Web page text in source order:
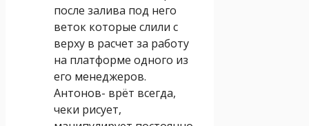
после залива под него
веток которые слили с
верху в расчет за работу
на платформе одного из
его менеджеров.
Антонов- врёт всегда,
чеки рисует,